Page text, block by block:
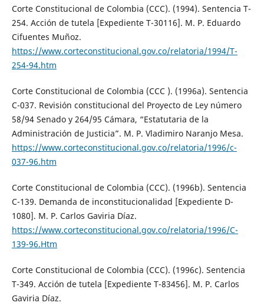
Corte Constitucional de Colombia (CCC). (1994). Sentencia T-
254. Acción de tutela [Expediente T-30116]. M. P. Eduardo
Cifuentes Muñoz.
https://www.corteconstitucional.gov.co/relatoria/1994/T-
254-94.htm
Corte Constitucional de Colombia (CCC ). (1996a). Sentencia
C-037. Revisión constitucional del Proyecto de Ley número
58/94 Senado y 264/95 Cámara, “Estatutaria de la
Administración de Justicia”. M. P. Vladimiro Naranjo Mesa.
https://www.corteconstitucional.gov.co/relatoria/1996/c-
037-96.htm
Corte Constitucional de Colombia (CCC). (1996b). Sentencia
C-139. Demanda de inconstitucionalidad [Expediente D-
1080]. M. P. Carlos Gaviria Díaz.
https://www.corteconstitucional.gov.co/relatoria/1996/C-
139-96.Htm
Corte Constitucional de Colombia (CCC). (1996c). Sentencia
T-349. Acción de tutela [Expediente T-83456]. M. P. Carlos
Gaviria Díaz.